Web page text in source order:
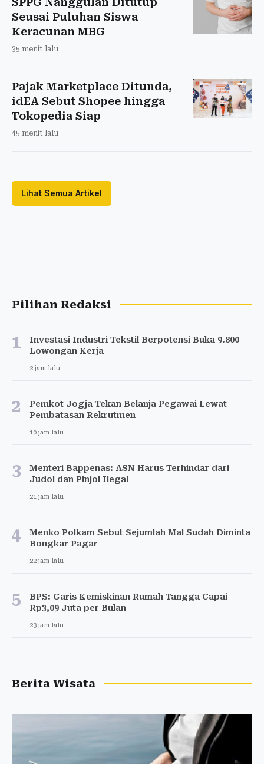
Seusai Puluhan Siswa
Keracunan MBG
35 menit lalu
Pajak Marketplace Ditunda,
idEA Sebut Shopee hingga
Tokopedia Siap
45 menit lalu
Lihat Semua Artikel
Pilihan Redaksi
1
Investasi Industri Tekstil Berpotensi Buka 9.800
Lowongan Kerja
2 jam lalu
2
Pemkot Jogja Tekan Belanja Pegawai Lewat
Pembatasan Rekrutmen
10 jam lalu
3
Menteri Bappenas: ASN Harus Terhindar dari
Judol dan Pinjol Ilegal
21 jam lalu
4
Menko Polkam Sebut Sejumlah Mal Sudah Diminta
Bongkar Pagar
22 jam lalu
5
BPS: Garis Kemiskinan Rumah Tangga Capai
Rp3,09 Juta per Bulan
23 jam lalu
Berita Wisata